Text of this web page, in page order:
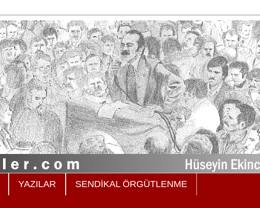
YAZILAR SENDİKAL ÖRGÜTLENME